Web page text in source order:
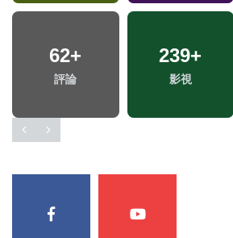
62+
評論
239+
影視
2477
綜合
35+
綜藝